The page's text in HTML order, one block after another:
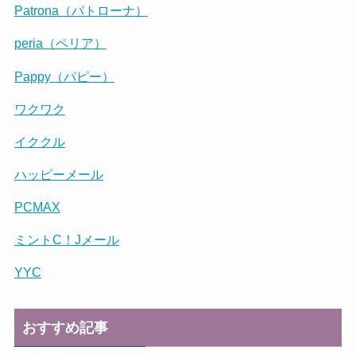
Patrona（パトローナ）
peria（ペリア）
Pappy（パピー）
ワクワク
イククル
ハッピーメール
PCMAX
ミントC！Jメール
YYC
おすすめ記事